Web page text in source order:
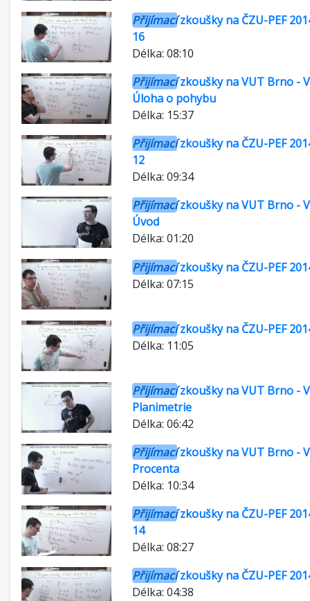
Přijímacízkoušky na ČZU-PEF
16
Délka: 08:10
Přijímacízkoušky na VUT Brno -
Úloha o pohybu
Délka: 15:37
Přijímacízkoušky na ČZU-PEF
12
Délka: 09:34
Přijímacízkoušky na VUT Brno -
Úvod
Délka: 01:20
Přijímacízkoušky na ČZU-PEF
Délka: 07:15
Přijímacízkoušky na ČZU-PEF
Délka: 11:05
Přijímacízkoušky na VUT Brno -
Planimetrie
Délka: 06:42
Přijímacízkoušky na VUT Brno -
Procenta
Délka: 10:34
Přijímacízkoušky na ČZU-PEF
14
Délka: 08:27
Přijímacízkoušky na ČZU-PEF
Délka: 04:38